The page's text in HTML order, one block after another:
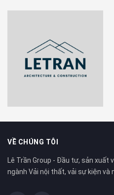
VỀ CHÚNG TÔI
Lê Trần Group - Đầu tư, sản xuất
ngành Vải nội thất, vải sự kiện và